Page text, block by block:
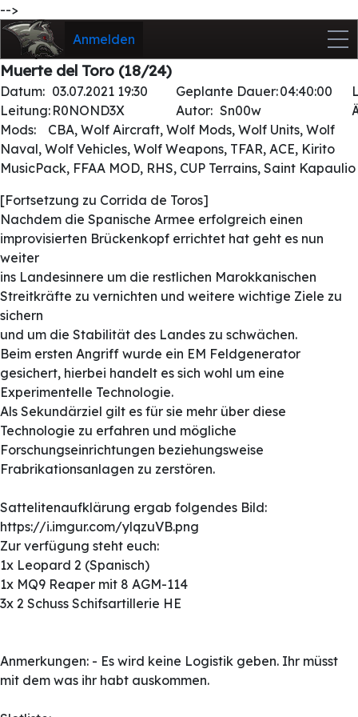
-->
Anmelden
Muerte del Toro (18/24)
Datum: 03.07.2021 19:30 Geplante Dauer:04:40:00
Leitung: R0NOND3X Autor: Sn00w
Mods:
CBA, Wolf Aircraft, Wolf Mods, Wolf Units, Wolf
Naval, Wolf Vehicles, Wolf Weapons, TFAR, ACE, Kirito
MusicPack, FFAA MOD, RHS, CUP Terrains, Saint Kapaulio
[Fortsetzung zu Corrida de Toros]
Nachdem die Spanische Armee erfolgreich einen
improvisierten Brückenkopf errichtet hat geht es nun
weiter
ins Landesinnere um die restlichen Marokkanischen
Streitkräfte zu vernichten und weitere wichtige Ziele zu
sichern
und um die Stabilität des Landes zu schwächen.
Beim ersten Angriff wurde ein EM Feldgenerator
gesichert, hierbei handelt es sich wohl um eine
Experimentelle Technologie.
Als Sekundärziel gilt es für sie mehr über diese
Technologie zu erfahren und mögliche
Forschungseinrichtungen beziehungsweise
Frabrikationsanlagen zu zerstören.
Sattelitenaufklärung ergab folgendes Bild:
https://i.imgur.com/ylqzuVB.png
Zur verfügung steht euch:
1x Leopard 2 (Spanisch)
1x MQ9 Reaper mit 8 AGM-114
3x 2 Schuss Schifsartillerie HE
Anmerkungen: - Es wird keine Logistik geben. Ihr müsst
mit dem was ihr habt auskommen.